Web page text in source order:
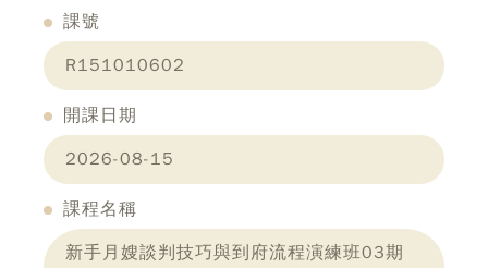
課號
R151010602
開課日期
2026-08-15
課程名稱
新手月嫂談判技巧與到府流程演練班03期